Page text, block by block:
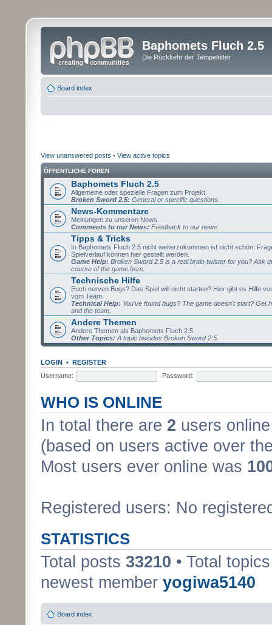
Baphomets Fluch 2.5
Die Rückkehr der Tempelritter
Board index
View unanswered posts • View active topics
ÖFFENTLICHE FOREN
Baphomets Fluch 2.5
Allgemeine oder spezielle Fragen zum Projekt.
Broken Sword 2.5: General or specific questions.
News-Kommentare
Meinungen zu unseren News.
Comments to our News: Feedback to our news.
Tipps & Tricks
In Baphomets Fluch 2.5 nicht weiterzukommen ist nicht schön.
Spielverlauf können hier gestellt werden.
Game Help: Broken Sword 2.5 is a real brain twister for you? Ask
course of the game here.
Technische Hilfe
Euch nerven Bugs? Das Spiel will nicht starten? Hier gibt es Hilfe
vom Team.
Technical Help: You've found bugs? The game doesn't start? Get
and the team.
Andere Themen
Andere Themen als Baphomets Fluch 2.5.
Other Topics: A topic besides Broken Sword 2.5.
LOGIN • REGISTER
Username:
Password:
WHO IS ONLINE
In total there are 2 users
(based on users active over
Most users ever online was
Registered users: No
STATISTICS
Total posts 33210 • Total
newest member yogiwa5140
Board index